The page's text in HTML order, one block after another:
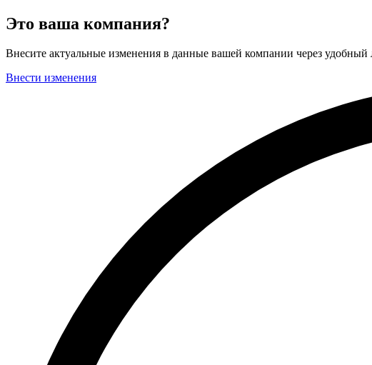
Это ваша компания?
Внесите актуальные изменения в данные вашей компании через
Внести изменения